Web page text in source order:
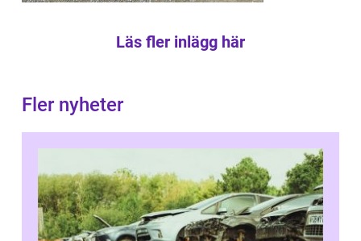
Läs fler inlägg här
Fler nyheter